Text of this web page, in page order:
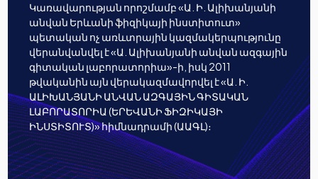
Կառավարության որոշմամբ «Ա. Ի. Ալիխանյանի
անվան Երևանի ֆիզիկայի ինստիտուտ»
պետական ոչ առևտրային կազմակերպությունը
վերանվանվել է «Ա. Ալիխանյանի անվան ազգային
գիտական լաբորատորիա»-ի, իսկ 2011
թվականին այն վերակազմավորվել է «Ա. Ի.
ԱԼԻԽԱՆՅԱՆԻ ԱՆՎԱՆ ԱԶԳԱՅԻՆ ԳԻՏԱԿԱՆ
ԼԱԲՈՐԱՏՈՐԻԱ (ԵՐԵՎԱՆԻ ՖԻԶԻԿԱՅԻ
ԻՆՍՏԻՏՈՒՏ)» հիմնադրամի (ԱԱԳԼ)։